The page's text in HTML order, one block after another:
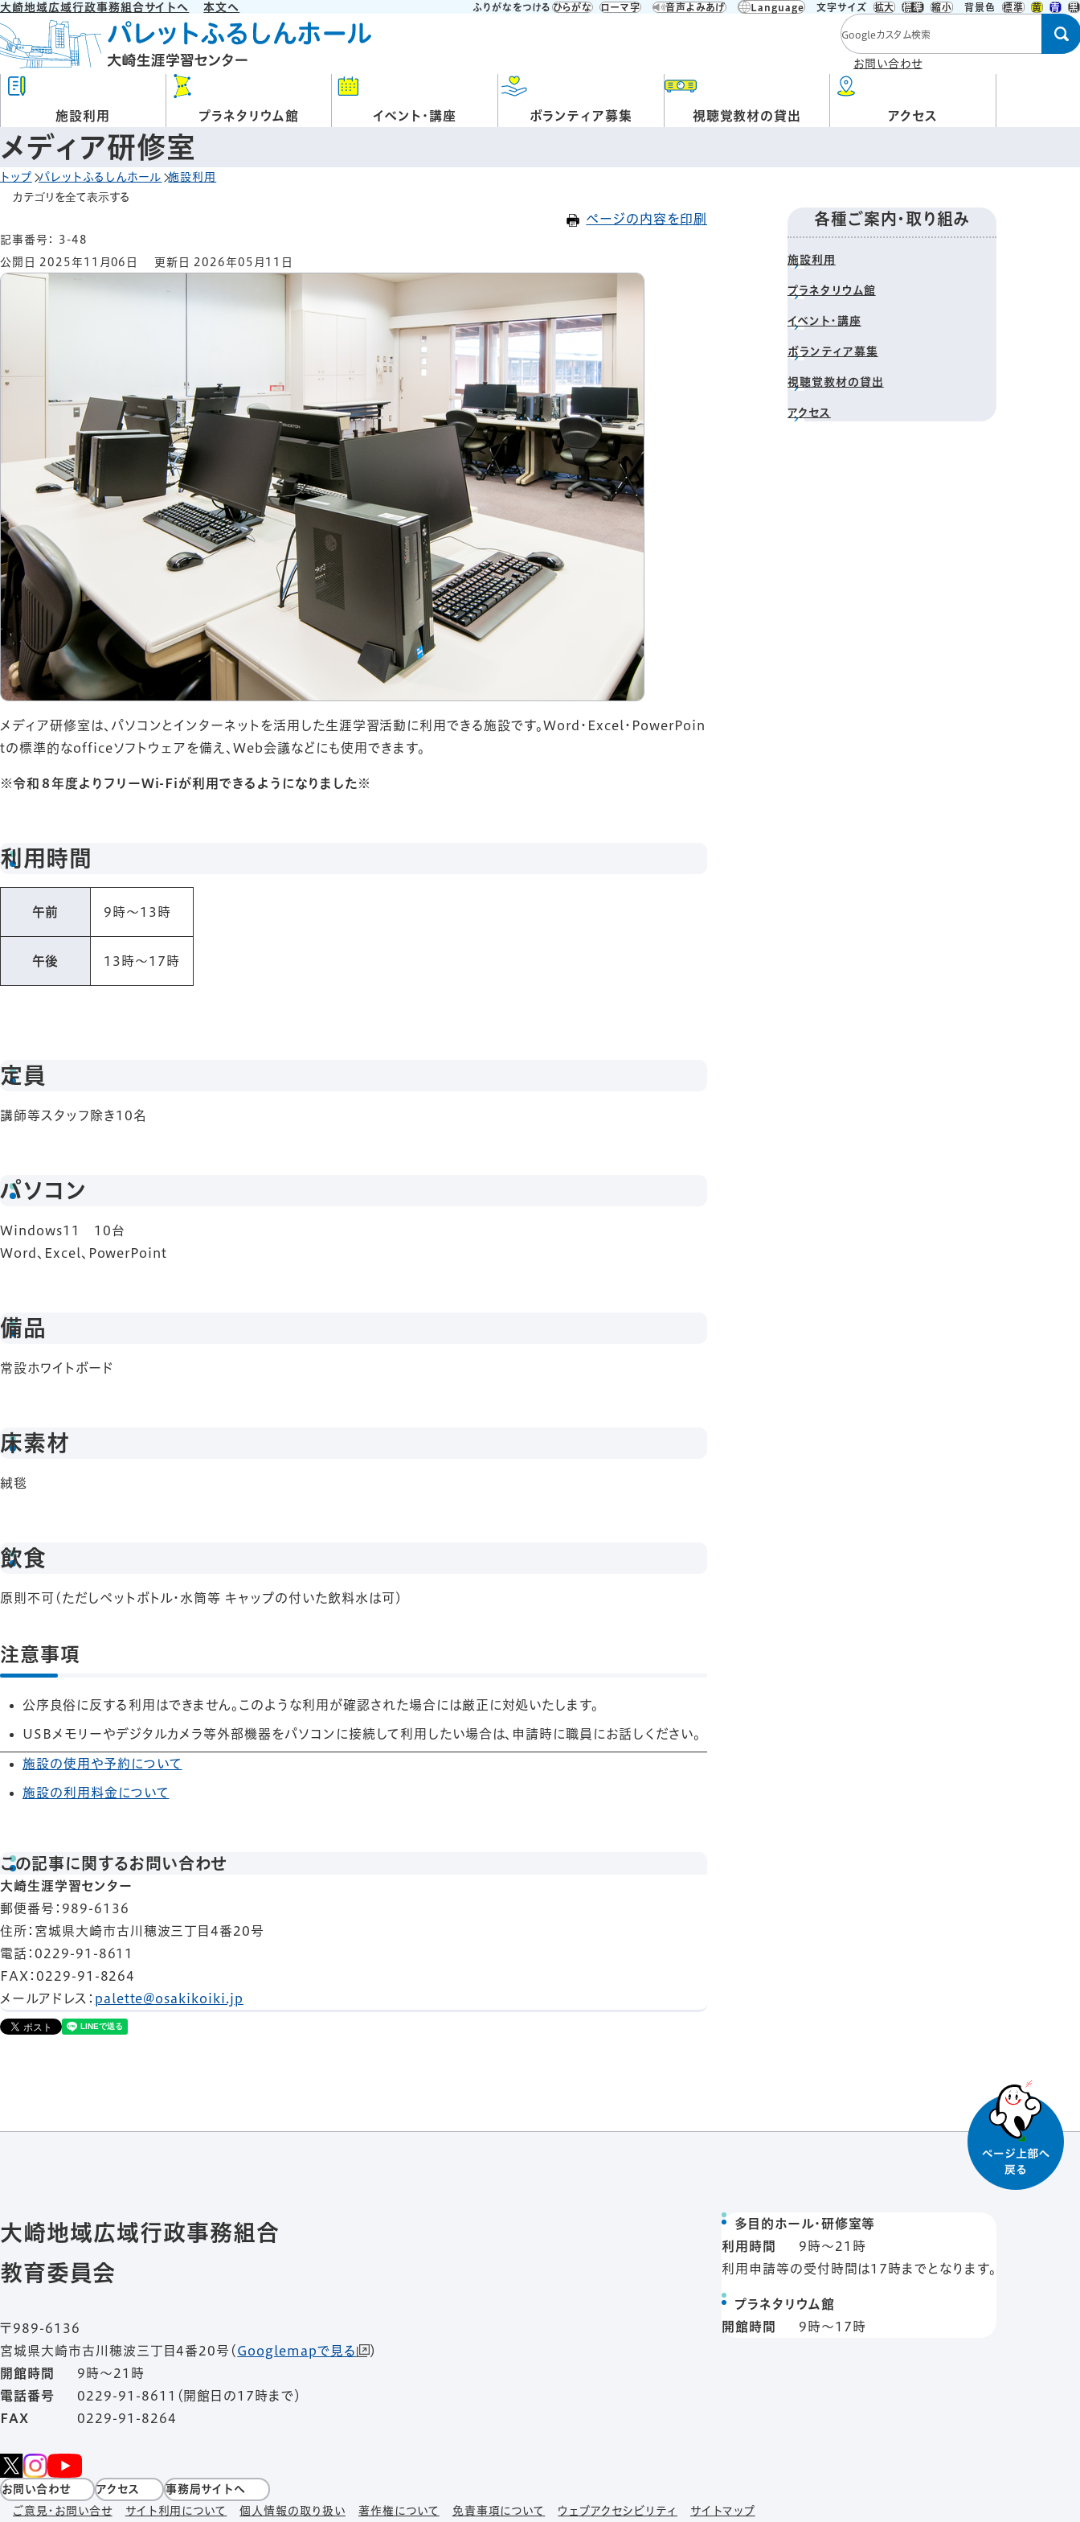
大崎地域広域行政事務組合サイトへ 本文へ ふりがなをつける ひらがな ローマ字 音声よみあげ Language 文字サイズ 拡大 標準 縮小 背景色 標準 黄 青 黒
検索キーワード
お問い合わせ
施設利用 プラネタリウム館 イベント・講座 ボランティア募集 視聴覚教材の貸出 アクセス
メディア研修室
トップ パレットふるしんホール
施設利用
カテゴリを全て表示する
ページの内容を印刷
記事番号： 3-48
公開日 2025年11月06日
更新日 2026年05月11日
メディア研修室は、パソコンとインターネットを活用した生涯学習活動に利用できる施設です。Word・Excel・PowerPoin
tの標準的なofficeソフトウェアを備え、Web会議などにも使用できます。
※令和８年度よりフリーWi-Fiが利用できるようになりました※
利用時間
午前 9時～13時
午後 13時～17時
定員
講師等スタッフ除き10名
パソコン
Windows11 10台
Word、Excel、PowerPoint
備品
常設ホワイトボード
床素材
絨毯
飲食
原則不可(ただしペットボトル・水筒等 キャップの付いた飲料水は可)
注意事項
公序良俗に反する利用はできません。このような利用が確認された場合には厳正に対処いたします。
USBメモリーやデジタルカメラ等外部機器をパソコンに接続して利用したい場合は、申請時に職員にお話しください。
施設の使用や予約について
施設の利用料金について
この記事に関するお問い合わせ
大崎生涯学習センター
郵便番号 ：989-6136
住所 ：宮城県大崎市古川穂波三丁目4番20号
電話 ：0229-91-8611
FAX ：0229-91-8264
メールアドレス ： palette@osakikoiki.jp
各種ご案内・取り組み
施設利用
プラネタリウム館
イベント・講座
ボランティア募集
視聴覚教材の貸出
アクセス
大崎地域広域行政事務組合
教育委員会
〒989-6136
宮城県大崎市古川穂波三丁目4番20号 （ Googlemapで見る
）
開館時間
9時～21時
電話番号
0229-91-8611（開館日の17時まで）
FAX
0229-91-8264
多目的ホール・研修室等
利用時間
9時〜21時
利用申請等の受付時間は17時までとなります。
プラネタリウム館
開館時間
9時〜17時
お問い合わせ アクセス
事務局サイトへ
ご意見・お問い合せ
サイト利用について 個人情報の取り扱い 著作権について 免責事項について ウェブアクセシビリティ サイトマップ